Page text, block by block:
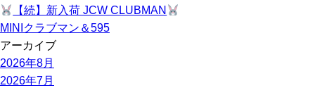
【続】新入荷 JCW CLUBMAN
MINIクラブマン＆595
アーカイブ
2026年8月
2026年7月